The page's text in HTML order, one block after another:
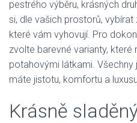
pestrého výběru, krásných
si, dle vašich prostorů,
které vám vyhovují. Pro
zvolte barevné varianty, které
potahovými látkami.
máte jistotu, komfortu a
Krásně